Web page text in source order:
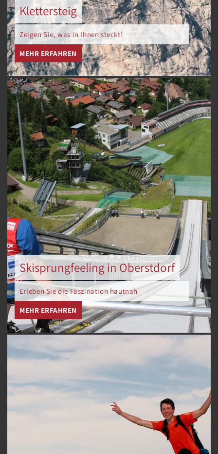
Klettersteig
Zeigen Sie, was in Ihnen steckt!
MEHR ERFAHREN
Skisprungfeeling in Oberstdorf
Erleben Sie die Faszination hautnah
MEHR ERFAHREN